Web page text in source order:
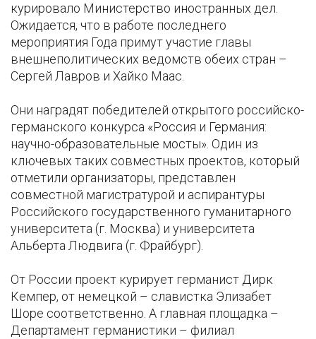
курировало Министерство иностранных дел.
Ожидается, что в работе последнего
мероприятия Года примут участие главы
внешнеполитических ведомств обеих стран –
Сергей Лавров и Хайко Маас.
Они наградят победителей открытого российско-
германского конкурса «Россия и Германия:
научно-образовательные мосты». Один из
ключевых таких совместных проектов, который
отметили организаторы, представлен
совместной магистратурой и аспирантуры
Российского государственного гуманитарного
университета (г. Москва) и университета
Альберта Людвига (г. Фрайбург).
От России проект курирует германист Дирк
Кемпер, от немецкой – славистка Элизабет
Шоре соответственно. А главная площадка –
Департамент германистики – филиал